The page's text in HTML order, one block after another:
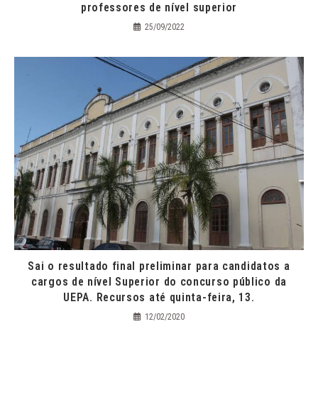
professores de nível superior
25/09/2022
Sai o resultado final preliminar para candidatos a
cargos de nível Superior do concurso público da
UEPA. Recursos até quinta-feira, 13.
12/02/2020